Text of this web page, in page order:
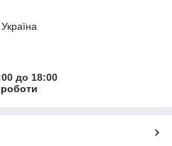
до 18:00